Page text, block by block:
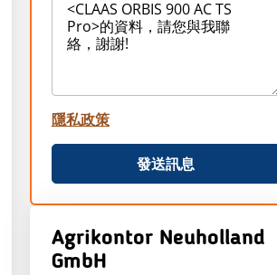
隱私政策
發送訊息
Agrikontor Neuholland
GmbH